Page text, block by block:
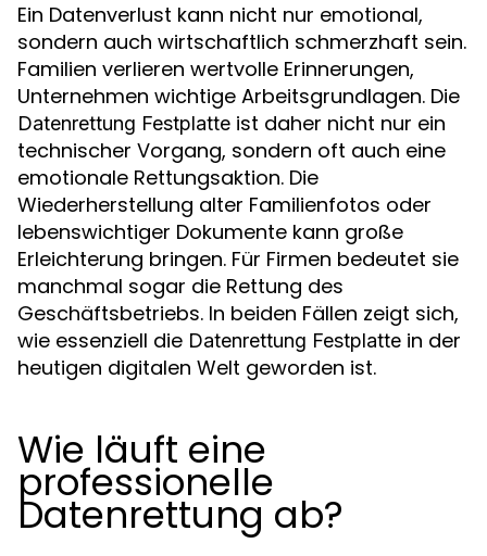
Ein Datenverlust kann nicht nur emotional,
sondern auch wirtschaftlich schmerzhaft sein.
Familien verlieren wertvolle Erinnerungen,
Unternehmen wichtige Arbeitsgrundlagen. Die
Datenrettung Festplatte ist daher nicht nur ein
technischer Vorgang, sondern oft auch eine
emotionale Rettungsaktion. Die
Wiederherstellung alter Familienfotos oder
lebenswichtiger Dokumente kann große
Erleichterung bringen. Für Firmen bedeutet sie
manchmal sogar die Rettung des
Geschäftsbetriebs. In beiden Fällen zeigt sich,
wie essenziell die Datenrettung Festplatte in der
heutigen digitalen Welt geworden ist.
Wie läuft eine
professionelle
Datenrettung ab?